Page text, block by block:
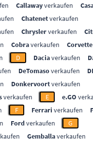
Callawayverkaufen
Chatenetverkaufen
Chryslerverkaufen
Cobraverkaufen Corvette
D Daciaverkaufen
DeTomasoverkaufen
Donkervoortverkaufen
verkaufen E e.GO
F Ferrari verkaufen
Fordverkaufen
G
Gemballaverkaufen